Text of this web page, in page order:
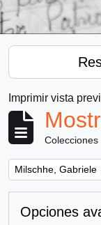
Imprimir vista
Colecciones
Remove filter:
Milschhe, Gabriele
Opciones